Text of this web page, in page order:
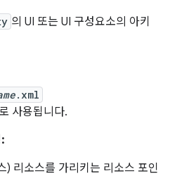
의 UI 또는 UI 구성요소의 아키
.xml
사용됩니다.
) 리소스를 가리키는 리소스 포인